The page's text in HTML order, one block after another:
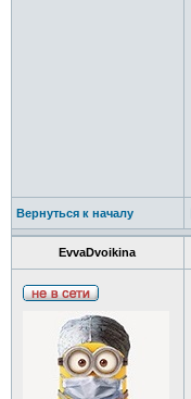
Вернуться к началу
EvvaDvoikina